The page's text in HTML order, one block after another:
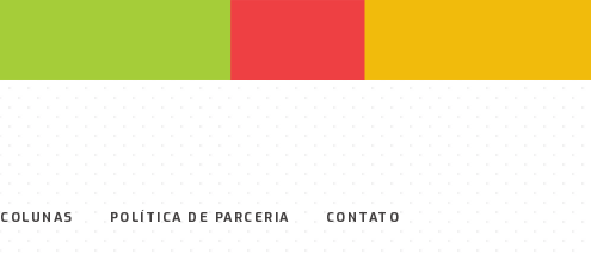
COLUNAS POLÍTICA DE PARCERIA CONTATO